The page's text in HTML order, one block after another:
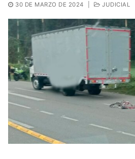
30 DE MARZO DE 2024 JUDICIAL